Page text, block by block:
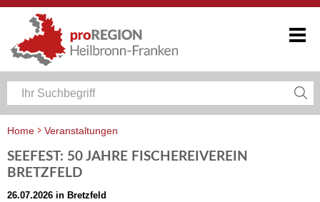
Home
Veranstaltungen
SEEFEST: 50 JAHRE FISCHEREIVEREIN
BRETZFELD
26.07.2026 in Bretzfeld